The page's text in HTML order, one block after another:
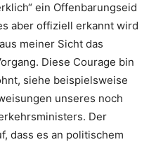
ein Offenbarungseid
aber offiziell erkannt wird
meiner Sicht das
Diese Courage bin
siehe beispielsweise
unseres noch
Der
dass es an politischem